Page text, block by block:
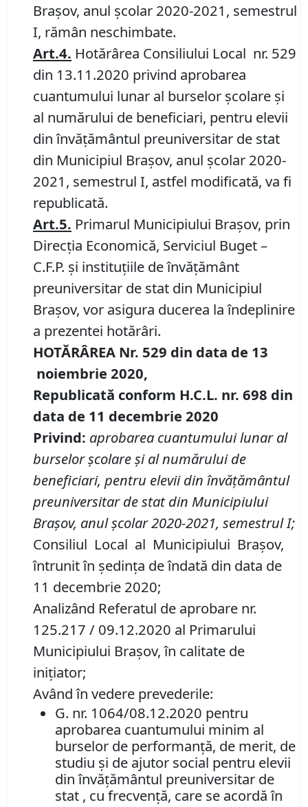
Brașov, anul școlar 2020-2021, semestrul
I, rămân neschimbate.
Art.4. Hotărârea Consiliului Local nr. 529
din 13.11.2020 privind aprobarea
cuantumului lunar al burselor școlare și
al numărului de beneficiari, pentru elevii
din învățământul preuniversitar de stat
din Municipiul Brașov, anul școlar 2020-
2021, semestrul I, astfel modificată, va fi
republicată.
Art.5. Primarul Municipiului Braşov, prin
Direcţia Economică, Serviciul Buget –
C.F.P. şi instituțiile de învățământ
preuniversitar de stat din Municipiul
Brașov, vor asigura ducerea la îndeplinire
a prezentei hotărâri.
HOTĂRÂREA Nr. 529 din data de 13
noiembrie 2020,
Republicată conform H.C.L. nr. 698 din
data de 11 decembrie 2020
Privind: aprobarea cuantumului lunar al
burselor școlare și al numărului de
beneficiari, pentru elevii din învățământul
preuniversitar de stat din Municipiului
Brașov, anul școlar 2020-2021, semestrul I;
Consiliul Local al Municipiului Braşov,
întrunit în şedinţa de îndată din data de
11 decembrie 2020;
Analizând Referatul de aprobare nr.
125.217 / 09.12.2020 al Primarului
Municipiului Braşov, în calitate de
inițiator;
Având în vedere prevederile:
G. nr. 1064/08.12.2020 pentru
aprobarea cuantumului minim al
burselor de performanță, de merit, de
studiu și de ajutor social pentru elevii
din învățământul preuniversitar de
stat , cu frecvență, care se acordă în